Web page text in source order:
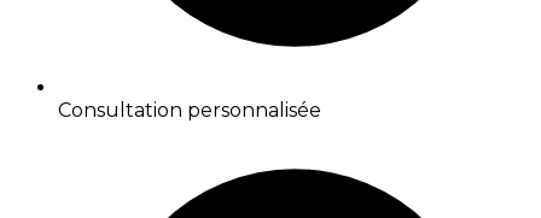
Consultation personnalisée